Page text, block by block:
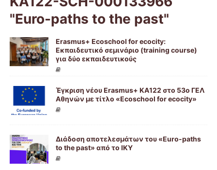
"Euro-paths to the past"
Erasmus+ Ecoschool for ecocity:
Εκπαιδευτικό σεμινάριο (training course)
για δύο εκπαιδευτικούς
Έγκριση νέου Erasmus+ KA122 στο 53ο ΓΕΛ
Αθηνών με τίτλο «Ecoschool for ecocity»
Διάδοση αποτελεσμάτων του «Euro-paths
to the past» από το ΙΚΥ